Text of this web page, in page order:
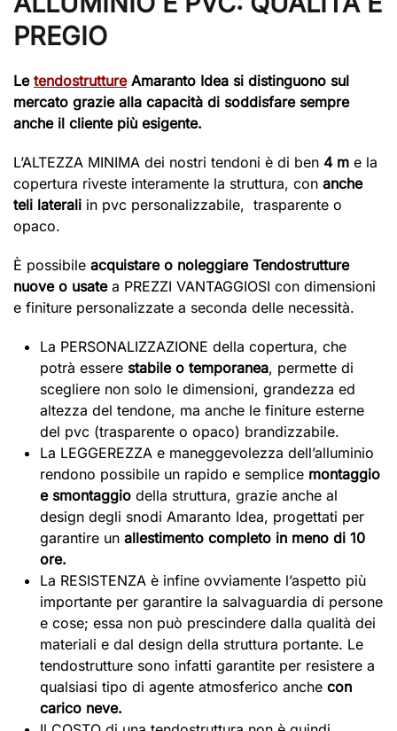
PREGIO
Le tendostruttureAmaranto Idea si distinguono sul
mercato grazie alla capacità di soddisfare sempre
anche il cliente più esigente.
L’ALTEZZA MINIMA dei nostri tendoni è di ben 4 m e la
copertura riveste interamente la struttura, con anche
teli laterali in pvc personalizzabile, trasparente o
opaco.
È possibile acquistare o noleggiare Tendostrutture
nuove o usatea PREZZI VANTAGGIOSI con dimensioni
e finiture personalizzate a seconda delle necessità.
La PERSONALIZZAZIONE della copertura, che
potrà essere stabile o temporanea, permette di
scegliere non solo le dimensioni, grandezza ed
altezza del tendone, ma anche le finiture esterne
del pvc (trasparente o opaco) brandizzabile.
La LEGGEREZZA e maneggevolezza dell’alluminio
rendono possibile un rapido e semplice montaggio
e smontaggio della struttura, grazie anche al
design degli snodi Amaranto Idea, progettati per
garantire un allestimento completo in meno di 10
ore.
La RESISTENZA è infine ovviamente l’aspetto più
importante per garantire la salvaguardia di persone
e cose; essa non può prescindere dalla qualità dei
materiali e dal design della struttura portante. Le
tendostrutture sono infatti garantite per resistere a
qualsiasi tipo di agente atmosferico anche con
carico neve.